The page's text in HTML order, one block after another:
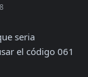
seria
el código 061